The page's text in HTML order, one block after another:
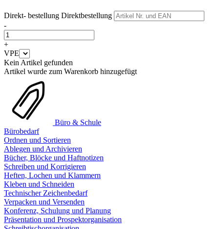
Direkt- bestellung Direktbestellung
-
+
VPE
Kein Artikel gefunden
Artikel wurde zum Warenkorb hinzugefügt
Büro & Schule
Bürobedarf
Ordnen und Sortieren
Ablegen und Archivieren
Bücher, Blöcke und Haftnotizen
Schreiben und Korrigieren
Heften, Lochen und Klammern
Kleben und Schneiden
Technischer Zeichenbedarf
Verpacken und Versenden
Konferenz, Schulung und Planung
Präsentation und Prospektorganisation